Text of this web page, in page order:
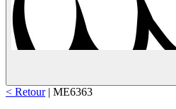
< Retour | ME6363